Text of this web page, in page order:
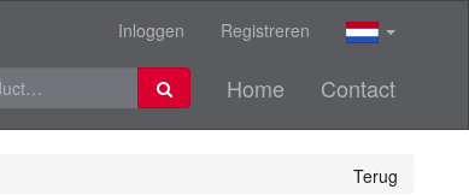
Inloggen Registreren
Home Contact
Terug